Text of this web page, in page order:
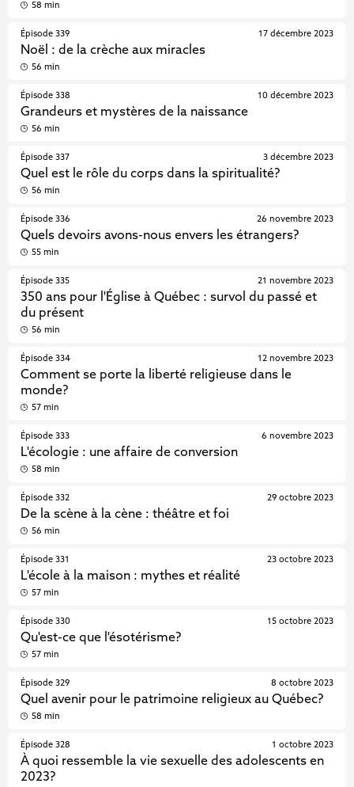
58 min
Épisode 339
Noël : de la crèche aux miracles
17 décembre 2023
56 min
Épisode 338
Grandeurs et mystères de la naissance
10 décembre 2023
56 min
Épisode 337
Quel est le rôle du corps dans la spiritualité?
3 décembre 2023
56 min
Épisode 336
Quels devoirs avons-nous envers les étrangers?
26 novembre 2023
55 min
Épisode 335
350 ans pour l'Église à Québec : survol du passé et
du présent
21 novembre 2023
56 min
Épisode 334
Comment se porte la liberté religieuse dans le
monde?
12 novembre 2023
57 min
Épisode 333
L'écologie : une affaire de conversion
6 novembre 2023
58 min
Épisode 332
De la scène à la cène : théâtre et foi
29 octobre 2023
56 min
Épisode 331
L'école à la maison : mythes et réalité
23 octobre 2023
57 min
Épisode 330
Qu'est-ce que l'ésotérisme?
15 octobre 2023
57 min
Épisode 329
Quel avenir pour le patrimoine religieux au Québec?
8 octobre 2023
58 min
Épisode 328
À quoi ressemble la vie sexuelle des adolescents en
2023?
1 octobre 2023